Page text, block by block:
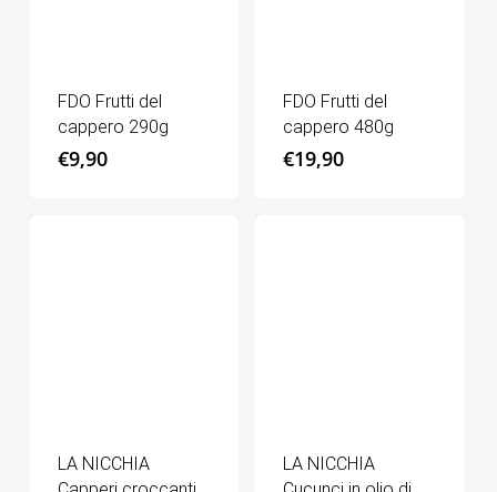
FDO Frutti del
cappero 290g
€9,90
FDO Frutti del
cappero 480g
€19,90
LA NICCHIA
LA NICCHIA